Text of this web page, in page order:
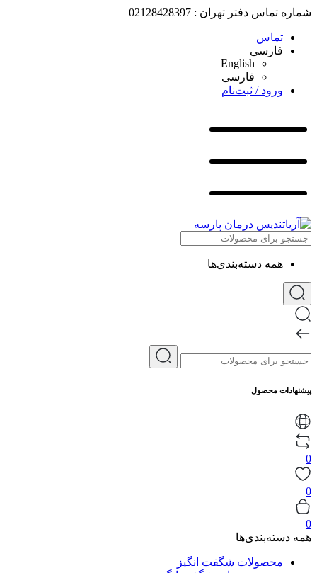
شماره تماس دفتر تهران : 02128428397
تماس
فارسی
English
فارسی
ورود / ثبت‌نام
همه دسته‌بندی‌ها
پیشنهادات محصول
0
0
0
همه دسته‌بندی‌ها
محصولات شگفت انگیز